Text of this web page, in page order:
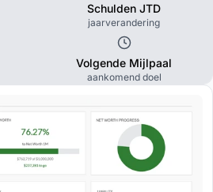
Schulden JTD
jaarverandering
Volgende Mijlpaal
aankomend doel